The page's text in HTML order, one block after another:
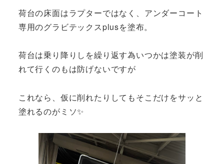
荷台の床面はラプターではなく、アンダーコート
専用のグラビテックスplusを塗布。
荷台は乗り降りしを繰り返す為いつかは塗装が削
れて行くのもは防げないですが
これなら、仮に削れたりしてもそこだけをサッと
塗れるのがミソ✨